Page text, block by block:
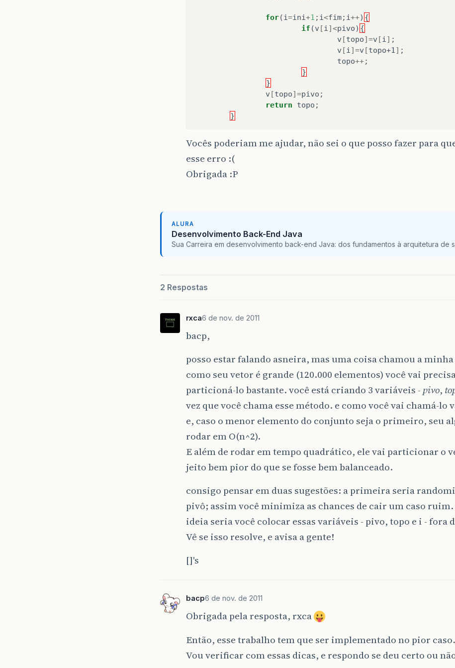
for(i=ini+1 ; i<fim; i++) {
if (v [i ]<pivo) {
v [topo]=v [i ] ;
v [i ]=v [topo+1 ] ;
topo++;
}
}
v [topo]=pivo ;
return
topo ;
}
Vocês poderiam me ajudar, não sei o que posso fazer para
esse erro :(
Obrigada :P
ALURA
Desenvolvimento Back-End Java
Sua Carreira em desenvolvimento back-end Java: dos fundamentos à arquitetura de
2 Respostas
rxca6 de nov. de 2011
bacp,
posso estar falando asneira, mas uma coisa chamou a
como seu vetor é grande (120.000 elementos) você vai
particioná-lo bastante. você está criando 3 variáveis - pivo,
vez que você chama esse método. e como você vai chamá-lo
e, caso o menor elemento do conjunto seja o primeiro, seu
rodar em O(n^2).
E além de rodar em tempo quadrático, ele vai particionar o
jeito bem pior do que se fosse bem balanceado.
consigo pensar em duas sugestões: a primeira seria
pivô; assim você minimiza as chances de cair um caso
ideia seria você colocar essas variáveis - pivo, topo e i - fora
Vê se isso resolve, e avisa a gente!
[]'s
bacp6 de nov. de 2011
Obrigada pela resposta, rxca
Então, esse trabalho tem que ser implementado no pior caso.
Vou verificar com essas dicas, e respondo se deu certo ou